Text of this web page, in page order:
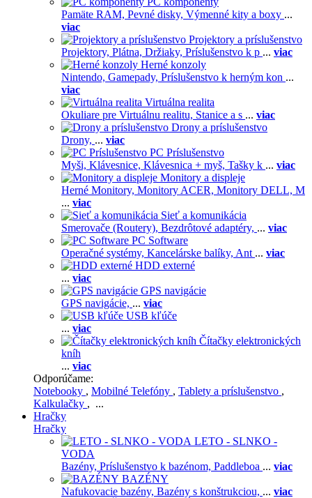
Pamäte RAM, Pevné disky, Výmenné kity a boxy ...
viac
Projektory a príslušenstvo
Projektory, Plátna, Držiaky, Príslušenstvo k p ... viac
Herné konzoly
Nintendo, Gamepady, Príslušenstvo k herným kon ...
viac
Virtuálna realita
Okuliare pre Virtuálnu realitu, Stanice a s ... viac
Drony a príslušenstvo
Drony, ... viac
PC Príslušenstvo
Myši, Klávesnice, Klávesnica + myš, Tašky k ... viac
Monitory a displeje
Herné Monitory, Monitory ACER, Monitory DELL, M
... viac
Sieť a komunikácia
Smerovače (Routery), Bezdrôtové adaptéry, ... viac
PC Software
Operačné systémy, Kancelárske balíky, Ant ... viac
HDD externé
... viac
GPS navigácie
GPS navigácie, ... viac
USB kľúče
... viac
Čítačky elektronických
kníh
... viac
Odporúčame:
Notebooky , Mobilné Telefóny , Tablety a príslušenstvo ,
Kalkulačky , ...
Hračky
Hračky
LETO - SLNKO -
VODA
Bazény, Príslušenstvo k bazénom, Paddleboa ... viac
BAZÉNY
Nafukovacie bazény, Bazény s konštrukciou, ... viac